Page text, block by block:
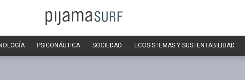
PSICONÁUTICA SOCIEDAD ECOSISTEMAS Y SUSTENTABILIDAD